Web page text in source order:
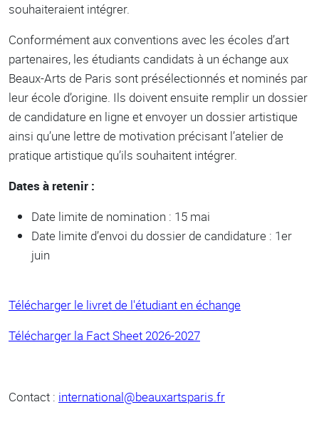
souhaiteraient intégrer.
Conformément aux conventions avec les écoles d’art
partenaires, les étudiants candidats à un échange aux
Beaux-Arts de Paris sont présélectionnés et nominés par
leur école d’origine. Ils doivent ensuite remplir un dossier
de candidature en ligne et envoyer un dossier artistique
ainsi qu’une lettre de motivation précisant l’atelier de
pratique artistique qu’ils souhaitent intégrer.
Dates à retenir :
Date limite de nomination : 15 mai
Date limite d’envoi du dossier de candidature : 1er
juin
Télécharger le livret de l'étudiant en échange
Télécharger la Fact Sheet 2026-2027
Contact : international@beauxartsparis.fr